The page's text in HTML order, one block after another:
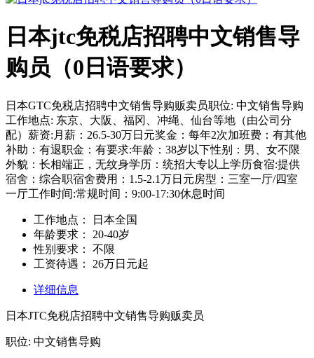
日本jtc免税店招聘中文销售导
购员（0日语要求）
日本GTC免税店招聘中文销售导购贩卖员职位: 中文销售导购
工作地点: 东京、大阪、福冈、冲绳、仙台等地（由公司分
配）薪资:月薪：26.5-30万日元奖金：每年2次加班费：有其他
补助：有退职金：有要求:年龄：38岁以下性别：男、女不限
外貌：长相端正，无纹身学历：统招大专以上学历食宿:提供
宿舍：综合职宿舍费用：1.5-2.1万日元房型：三室一厅/四室
一厅工作时间:常规时间：9:00-17:30休息时间
工作地点：
日本全国
年龄要求：
20-40岁
性别要求：
不限
工资待遇：
26万日元起
详细信息
日本JTC免税店招聘中文销售导购贩卖员
职位: 中文销售导购